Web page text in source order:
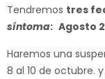
Tendremos tres
síntoma: Agosto
Haremos una
8 al 10 de octubre.